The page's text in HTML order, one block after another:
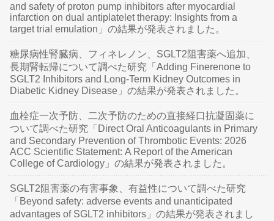
and safety of proton pump inhibitors after myocardial
infarction on dual antiplatelet therapy: Insights from a
target trial emulation」の結果が発表されました。
糖尿病性腎臓病、フィネレノン、SGLT2阻害薬へ追加、
長期腎転帰について調べた研究「Adding Finerenone to
SGLT2 Inhibitors and Long-Term Kidney Outcomes in
Diabetic Kidney Disease」の結果が発表されました。
血栓症一次予防、二次予防のための直接経口抗凝固薬に
ついて調べた研究「Direct Oral Anticoagulants in Primary
and Secondary Prevention of Thrombotic Events: 2026
ACC Scientific Statement: A Report of the American
College of Cardiology」の結果が発表されました。
SGLT2阻害薬の有害事象、有益性について調べた研究
「Beyond safety: adverse events and unanticipated
advantages of SGLT2 inhibitors」の結果が発表されまし